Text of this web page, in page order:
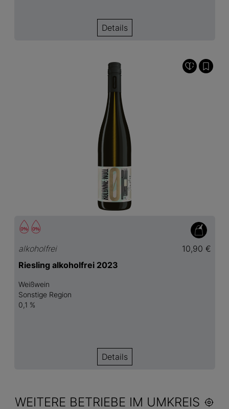
Details
alkoholfrei
10,90 €
Riesling alkoholfrei 2023
Weißwein
Sonstige Region
0,1 %
Details
WEITERE BETRIEBE IM UMKREIS